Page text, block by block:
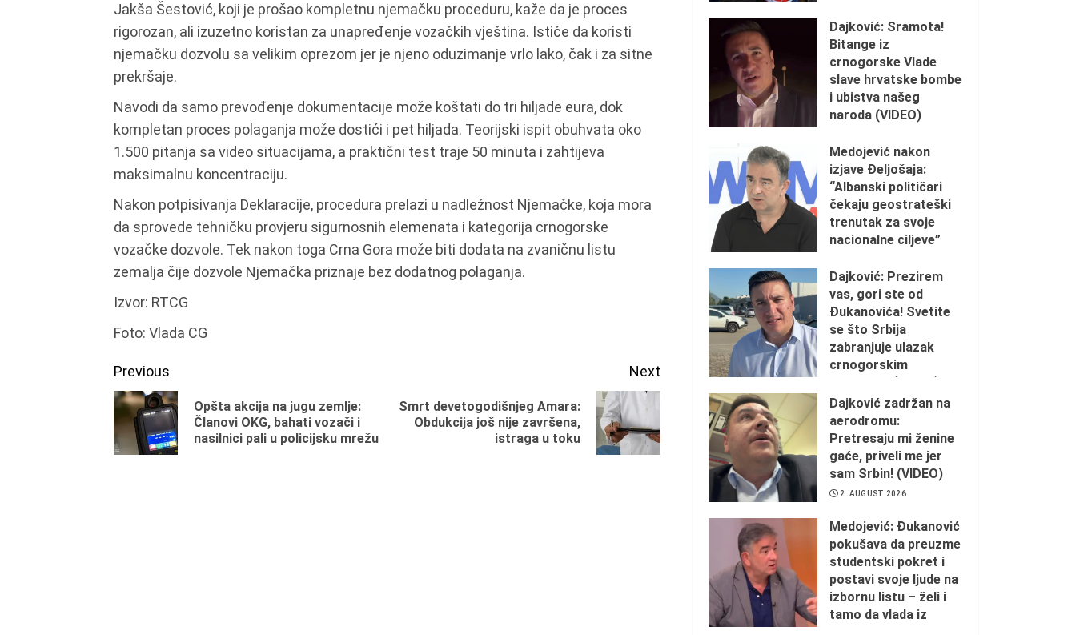
Jakša Šestović, koji je prošao kompletnu njemačku proceduru, kaže da je proces
rigorozan, ali izuzetno koristan za unapređenje vozačkih vještina. Ističe da koristi
njemačku dozvolu sa velikim oprezom jer je njeno oduzimanje vrlo lako, čak i za sitne
prekršaje.
Navodi da samo prevođenje dokumentacije može koštati do tri hiljade eura, dok
kompletan proces polaganja može dostići i pet hiljada. Teorijski ispit obuhvata oko
1.500 pitanja sa video situacijama, a praktični test traje 50 minuta i zahtijeva
maksimalnu koncentraciju.
Nakon potpisivanja Deklaracije, procedura prelazi u nadležnost Njemačke, koja mora
da sprovede tehničku provjeru sigurnosnih elemenata i kategorija crnogorske
vozačke dozvole. Tek nakon toga Crna Gora može biti dodata na zvaničnu listu
zemalja čije dozvole Njemačka priznaje bez dodatnog polaganja.
Izvor: RTCG
Foto: Vlada CG
Continue
Reading
Previous
Previous
Opšta akcija na jugu zemlje:
Članovi OKG, bahati vozači i
nasilnici pali u policijsku mrežu
Next
Next
Smrt devetogodišnjeg Amara:
Obdukcija još nije završena,
istraga u toku
Dajković: Sramota!
Bitange iz
crnogorske Vlade
slave hrvatske bombe
i ubistva našeg
naroda (VIDEO)
Medojević nakon
izjave Đeljošaja:
“Albanski političari
čekaju geostrateški
trenutak za svoje
nacionalne ciljeve”
Dajković: Prezirem
vas, gori ste od
Đukanovića! Svetite
se što Srbija
zabranjuje ulazak
crnogorskim
ustašama (VIDEO)
2. AUGUST 2026.
Dajković zadržan na
aerodromu:
Pretresaju mi ženine
gaće, priveli me jer
sam Srbin! (VIDEO)
2. AUGUST 2026.
Medojević: Đukanović
pokušava da preuzme
studentski pokret i
postavi svoje ljude na
izbornu listu – želi i
tamo da vlada iz